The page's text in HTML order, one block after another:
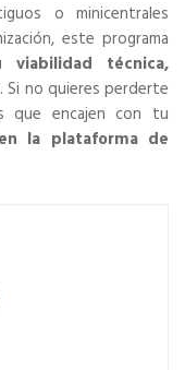
o minicentrales
este programa
viabilidad técnica,
. Si no quieres perderte
que encajen con tu
la plataforma de